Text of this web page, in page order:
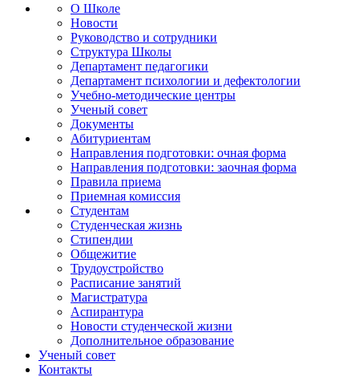
О Школе
Новости
Руководство и сотрудники
Структура Школы
Департамент педагогики
Департамент психологии и дефектологии
Учебно-методические центры
Ученый совет
Документы
Абитуриентам
Направления подготовки: очная форма
Направления подготовки: заочная форма
Правила приема
Приемная комиссия
Cтудентам
Студенческая жизнь
Стипендии
Общежитие
Трудоустройство
Расписание занятий
Магистратура
Аспирантура
Новости студенческой жизни
Дополнительное образование
Ученый совет
Контакты